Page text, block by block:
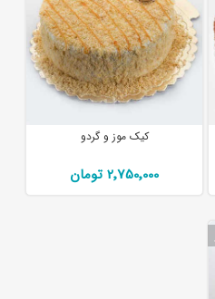
کیک موز و گردو
2٬750٬000 تومان